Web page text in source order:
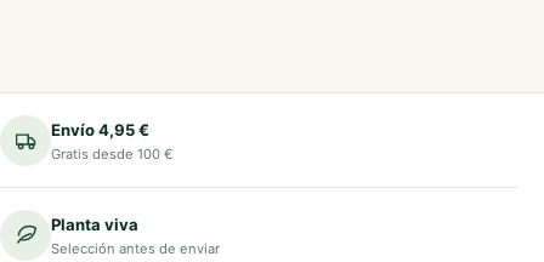
Envío 4,95 €
Gratis desde 100 €
Planta viva
Selección antes de enviar